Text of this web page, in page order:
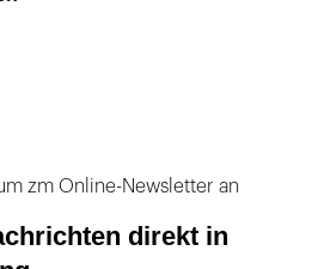
zm Online-Newsletter an
direkt in